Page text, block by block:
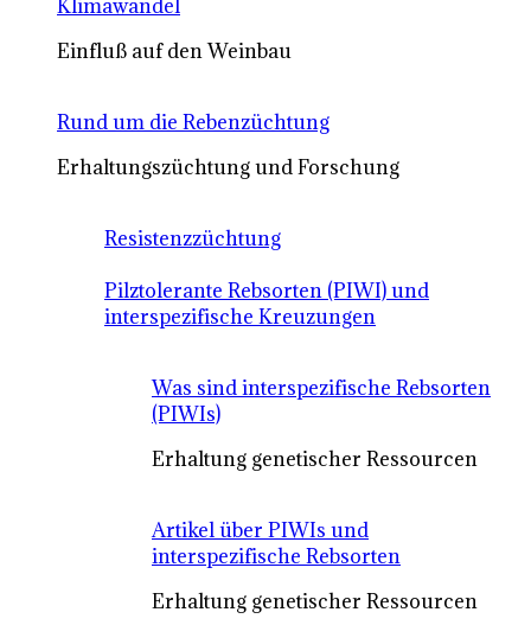
Klimawandel
Einfluß auf den Weinbau
Rund um die Rebenzüchtung
Erhaltungszüchtung und Forschung
Resistenzzüchtung
Pilztolerante Rebsorten (PIWI) und
interspezifische Kreuzungen
Was sind interspezifische Rebsorten
(PIWIs)
Erhaltung genetischer Ressourcen
Artikel über PIWIs und
interspezifische Rebsorten
Erhaltung genetischer Ressourcen